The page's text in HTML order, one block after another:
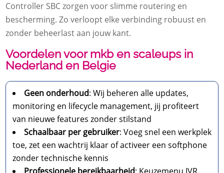
Controller SBC zorgen voor slimme routering en
bescherming. Zo verloopt elke verbinding robuust en
zonder beheerlast aan jouw kant.
Voordelen voor mkb en scaleups in
Nederland en Belgie
Geen onderhoud: Wij beheren alle updates,
monitoring en lifecycle management, jij profiteert
van nieuwe features zonder stilstand
Schaalbaar per gebruiker: Voeg snel een werkplek
toe, zet een wachtrij klaar of activeer een softphone
zonder technische kennis